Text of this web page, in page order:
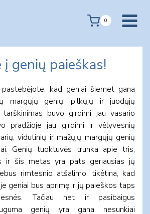
0
į genių paieškas!
kad geniai šiemet gana
margųjų genių, pilkųjų ir juodųjų
buvo girdimi jau vasario
pradžioje jau girdimi ir vėlyvesnių
vidutinių ir mažųjų margųjų genių
Genių tuoktuvės trunka apie tris,
ir šis metas yra pats geriausias jų
rimtesnio atšalimo, tikėtina, kad
geniai bus aprimę ir jų paieškos taps
Tačiau net ir pasibaigus
genių yra gana nesunkiai